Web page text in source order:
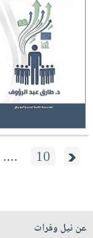
.... 10
عن نيل وفرات